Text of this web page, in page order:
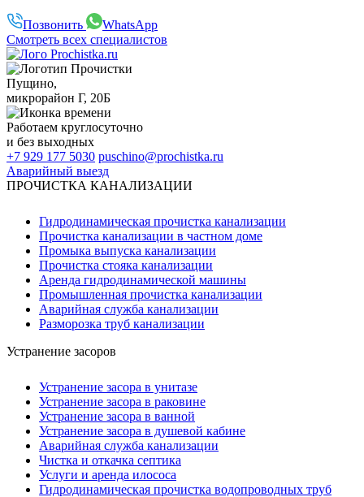
Позвонить
WhatsApp
Смотреть всех специалистов
Пущино,
микрорайон Г, 20Б
Работаем круглосуточно
и без выходных
+7 929 177 5030 puschino@prochistka.ru
Аварийный выезд
ПРОЧИСТКА КАНАЛИЗАЦИИ
Гидродинамическая прочистка канализации
Прочистка канализации в частном доме
Промыка выпуска канализации
Прочистка стояка канализации
Аренда гидродинамической машины
Промышленная прочистка канализации
Аварийная служба канализации
Разморозка труб канализации
Устранение засоров
Устранение засора в унитазе
Устранение засора в раковине
Устранение засора в ванной
Устранение засора в душевой кабине
Аварийная служба канализации
Чистка и откачка септика
Услуги и аренда илососа
Гидродинамическая прочистка водопроводных труб